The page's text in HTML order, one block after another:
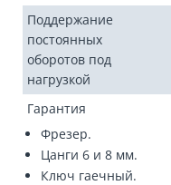
Поддержание
постоянных
оборотов под
нагрузкой
Гарантия
Фрезер.
Цанги 6 и 8 мм.
Ключ гаечный.